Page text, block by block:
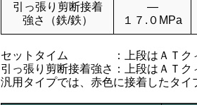
引っ張り剪断接着
強さ（鉄/鉄）
―
１７.０MPa
セットタイム ：上段はＡＴクィ
引っ張り剪断接着強さ：上段はＡＴ
汎用タイプでは、赤色に接着したタイ